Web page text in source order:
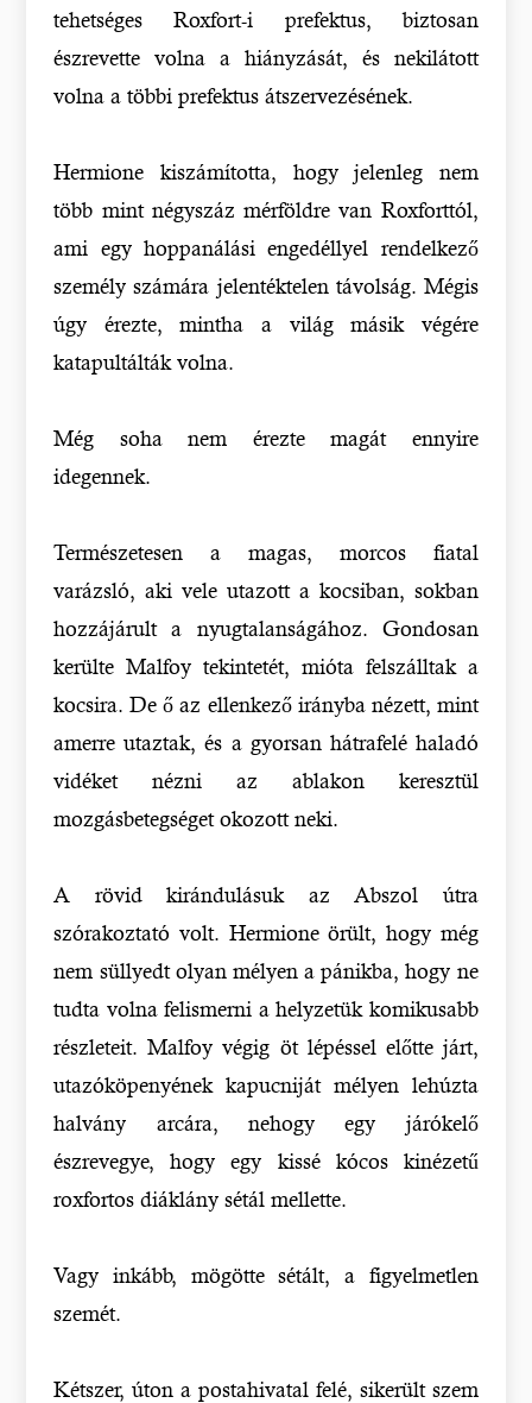
tehetséges Roxfort-i prefektus, biztosan
észrevette volna a hiányzását, és nekilátott
volna a többi prefektus átszervezésének.
Hermione kiszámította, hogy jelenleg nem
több mint négyszáz mérföldre van Roxforttól,
ami egy hoppanálási engedéllyel rendelkező
személy számára jelentéktelen távolság. Mégis
úgy érezte, mintha a világ másik végére
katapultálták volna.
Még soha nem érezte magát ennyire
idegennek.
Természetesen a magas, morcos fiatal
varázsló, aki vele utazott a kocsiban, sokban
hozzájárult a nyugtalanságához. Gondosan
kerülte Malfoy tekintetét, mióta felszálltak a
kocsira. De ő az ellenkező irányba nézett, mint
amerre utaztak, és a gyorsan hátrafelé haladó
vidéket nézni az ablakon keresztül
mozgásbetegséget okozott neki.
A rövid kirándulásuk az Abszol útra
szórakoztató volt. Hermione örült, hogy még
nem süllyedt olyan mélyen a pánikba, hogy ne
tudta volna felismerni a helyzetük komikusabb
részleteit. Malfoy végig öt lépéssel előtte járt,
utazóköpenyének kapucniját mélyen lehúzta
halvány arcára, nehogy egy járókelő
észrevegye, hogy egy kissé kócos kinézetű
roxfortos diáklány sétál mellette.
Vagy inkább, mögötte sétált, a figyelmetlen
szemét.
Kétszer, úton a postahivatal felé, sikerült szem